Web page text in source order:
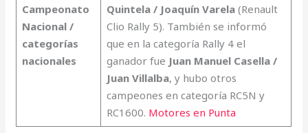
Campeonato
Nacional /
categorías
nacionales
Quintela / Joaquín Varela(Renault
Clio Rally 5). También se informó
que en la categoría Rally 4 el
ganador fue Juan Manuel Casella /
Juan Villalba, y hubo otros
campeones en categoría RC5N y
RC1600. Motores en Punta